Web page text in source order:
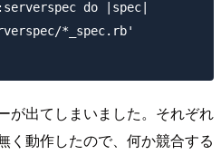
do |spec|
*_spec.rb'
が出てしまいました。それぞれ
く動作したので、何か競合する